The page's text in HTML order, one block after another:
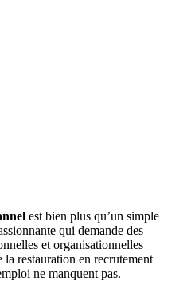
est bien plus qu’un simple
qui demande des
et organisationnelles
restauration en recrutement
ne manquent pas.